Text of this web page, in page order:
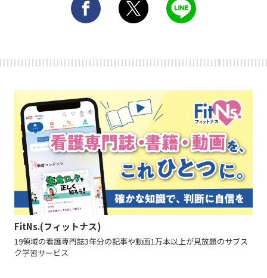
FitNs.(フィットナス)
19領域の看護専門誌3年分の記事や動画1万本以上が見放題のサブス
ク学習サービス